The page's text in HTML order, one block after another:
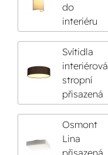
do
interiéru
Svítidla
interiérová
stropní
přisazená
Osmont
Lina
přisazená